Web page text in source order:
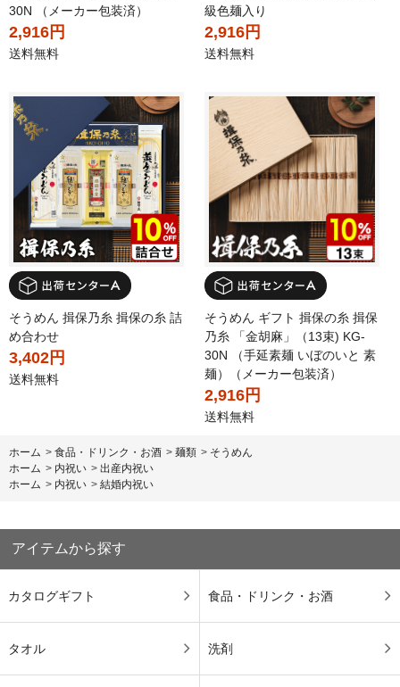
30N （メーカー包装済）
2,916円
送料無料
級色麺入り
2,916円
送料無料
そうめん 揖保乃糸 揖保の糸 詰
め合わせ
3,402円
送料無料
そうめん ギフト 揖保の糸 揖保
乃糸 「金胡麻」（13束) KG-
30N （手延素麺 いぼのいと 素
麺）（メーカー包装済）
2,916円
送料無料
ホーム > 食品・ドリンク・お酒 > 麺類 > そうめん
ホーム > 内祝い > 出産内祝い
ホーム > 内祝い > 結婚内祝い
アイテムから探す
カタログギフト 食品・ドリンク・お酒
タオル 洗剤